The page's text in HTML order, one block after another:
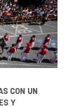
CON UN
Y